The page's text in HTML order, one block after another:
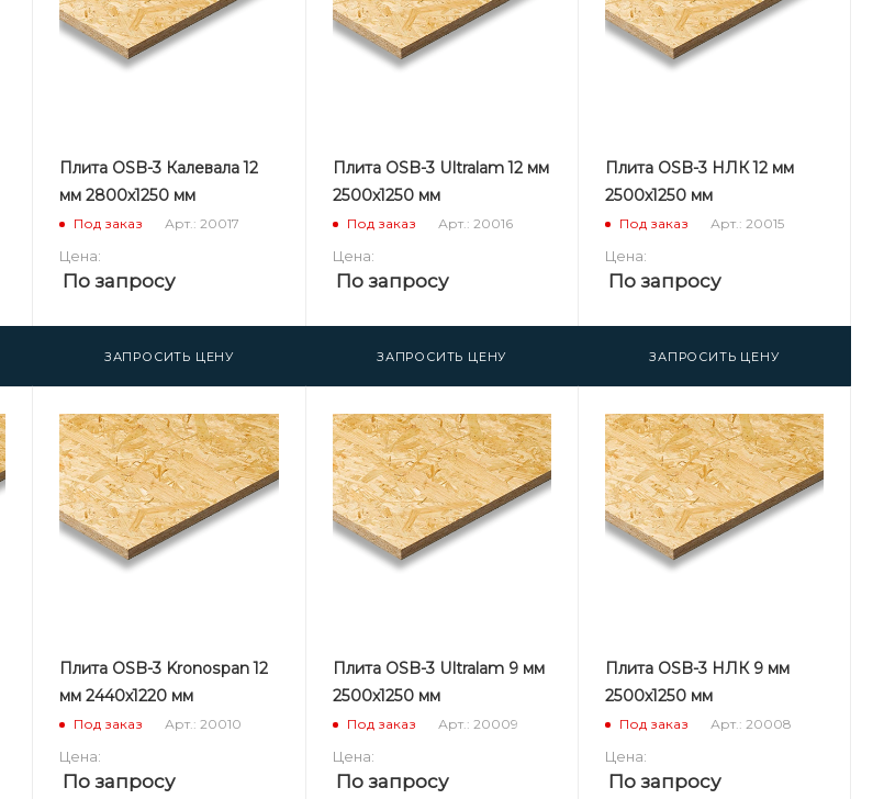
Плита OSB-3 Калевала 12
мм 2800х1250 мм
Под заказ Арт.: 20017
Цена:
По запросу
ЗАПРОСИТЬ ЦЕНУ
Плита OSB-3 Ultralam 12 мм
2500х1250 мм
Под заказ Арт.: 20016
Цена:
По запросу
ЗАПРОСИТЬ ЦЕНУ
Плита OSB-3 НЛК 12 мм
2500х1250 мм
Под заказ Арт.: 20015
Цена:
По запросу
ЗАПРОСИТЬ ЦЕНУ
Плита OSB-3 Kronospan 12
мм 2440х1220 мм
Под заказ Арт.: 20010
Цена:
По запросу
Плита OSB-3 Ultralam 9 мм
2500х1250 мм
Под заказ Арт.: 20009
Цена:
По запросу
Плита OSB-3 НЛК 9 мм
2500х1250 мм
Под заказ Арт.: 20008
Цена:
По запросу